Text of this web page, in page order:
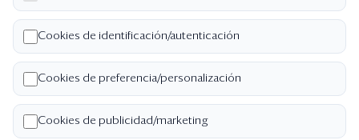
Nosotros
Quiénes somos
Código de ética
Términos y Condiciones
Cookies de identificación/autenticación
Cookies de preferencia/personalización
Cookies de publicidad/marketing